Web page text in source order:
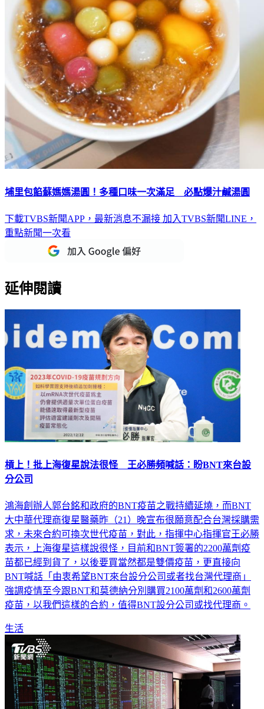
埔里包餡蘇媽媽湯圓！多種口味一次滿足 必點爆汁鹹湯圓
下載TVBS新聞APP，最新消息不漏接 加入TVBS新聞LINE，
重點新聞一次看
延伸閱讀
槓上！批上海復星說法很怪 王必勝頻喊話：盼BNT來台設
分公司
鴻海創辦人郭台銘和政府的BNT疫苗之戰持續延燒，而BNT
大中華代理商復星醫藥昨（21）晚宣布很願意配合台灣採購需
求，未來合約可換次世代疫苗，對此，指揮中心指揮官王必勝
表示，上海復星這樣說很怪，目前和BNT簽署的2200萬劑疫
苗都已經到貨了，以後要買當然都是雙價疫苗，更直接向
BNT喊話「由衷希望BNT來台設分公司或者找台灣代理商」
強調疫情至今跟BNT和莫德納分別購買2100萬劑和2600萬劑
疫苗，以我們這樣的合約，值得BNT設分公司或找代理商。
生活